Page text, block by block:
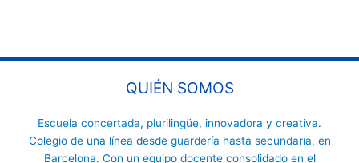
QUIÉN SOMOS
Escuela concertada, plurilingüe, innovadora y creativa.
Colegio de una línea desde guardería hasta secundaria, en
Barcelona. Con un equipo docente consolidado en el